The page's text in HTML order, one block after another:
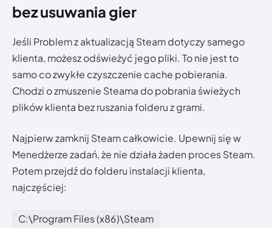
bez usuwania gier
Jeśli Problem z aktualizacją Steam dotyczy samego
klienta, możesz odświeżyć jego pliki. To nie jest to
samo co zwykłe czyszczenie cache pobierania.
Chodzi o zmuszenie Steama do pobrania świeżych
plików klienta bez ruszania folderu z grami.
Najpierw zamknij Steam całkowicie. Upewnij się w
Menedżerze zadań, że nie działa żaden proces Steam.
Potem przejdź do folderu instalacji klienta,
najczęściej:
C:\Program Files (x86)\Steam